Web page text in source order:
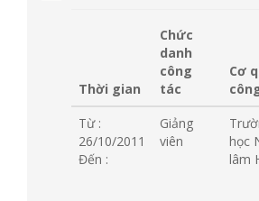
Thời gian
Chức
danh
công
tác
Cơ
Từ :
26/10/2011
Đến :
Giảng
viên
học
lâm